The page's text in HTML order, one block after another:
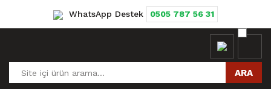
WhatsApp Destek 0505 787 56 31
ARA